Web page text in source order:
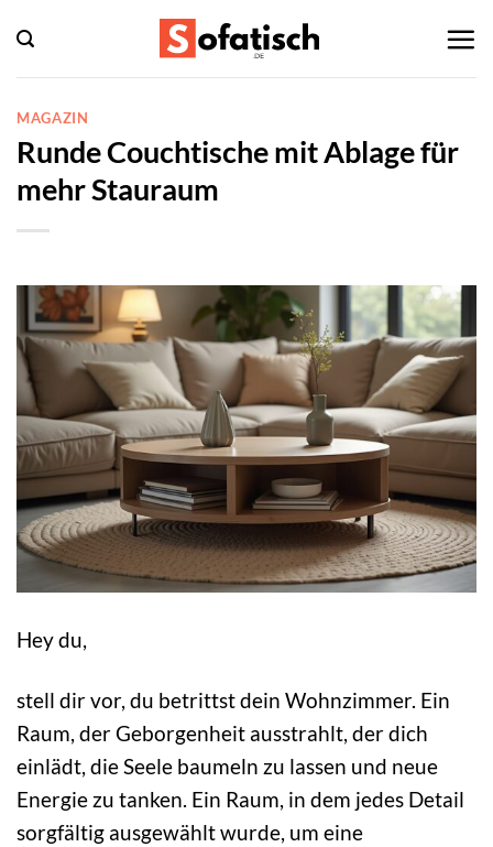
Inhalt
springen
MAGAZIN
Runde Couchtische mit Ablage für
mehr Stauraum
Hey du,
stell dir vor, du betrittst dein Wohnzimmer. Ein
Raum, der Geborgenheit ausstrahlt, der dich
einlädt, die Seele baumeln zu lassen und neue
Energie zu tanken. Ein Raum, in dem jedes Detail
sorgfältig ausgewählt wurde, um eine